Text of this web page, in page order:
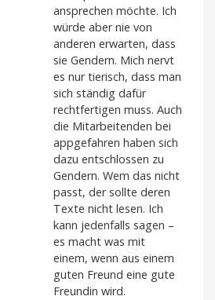
ansprechen möchte. Ich
würde aber nie von
anderen erwarten, dass
sie Gendern. Mich nervt
es nur tierisch, dass man
sich ständig dafür
rechtfertigen muss. Auch
die Mitarbeitenden bei
appgefahren haben sich
dazu entschlossen zu
Gendern. Wem das nicht
passt, der sollte deren
Texte nicht lesen. Ich
kann jedenfalls sagen –
es macht was mit
einem, wenn aus einem
guten Freund eine gute
Freundin wird.